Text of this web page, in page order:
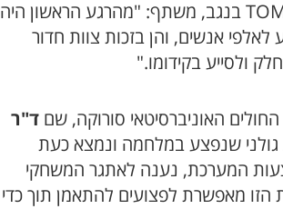
, מנהל קהילות TOM בנגב, משתף: "מהרגע הראשון היה
אנשים, והן בזכות צוות חדור
ולסייע בקידומו."
האוניברסיטאי סורוקה, שם ד"ר
גולני שנפצע במלחמה ונמצא כעת
המערכת, נענה לאתגר המשחקי
הזו מאפשרת לפצועים להתאמן תוך כדי